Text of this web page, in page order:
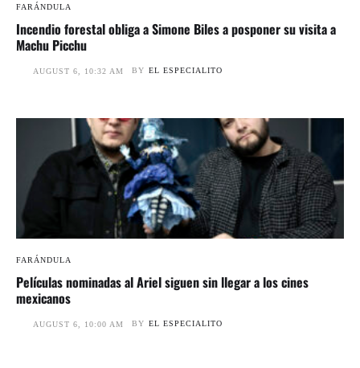
FARÁNDULA
Incendio forestal obliga a Simone Biles a posponer su visita a
Machu Picchu
AUGUST 6, 10:32 AM BY EL ESPECIALITO
FARÁNDULA
Películas nominadas al Ariel siguen sin llegar a los cines
mexicanos
AUGUST 6, 10:00 AM BY EL ESPECIALITO